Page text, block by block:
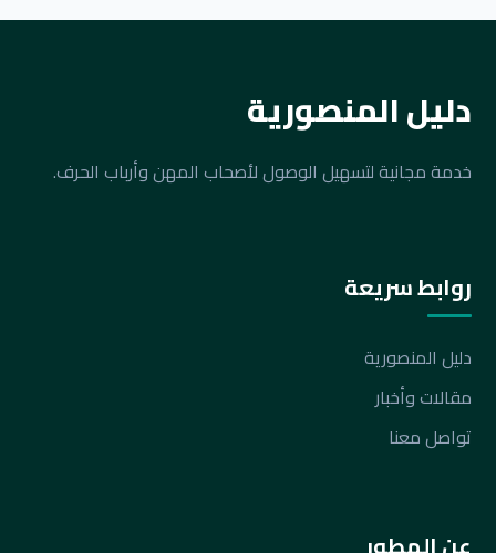
دليل المنصورية
خدمة مجانية لتسهيل الوصول لأصحاب المهن وأرباب الحرف.
روابط سريعة
دليل المنصورية
مقالات وأخبار
تواصل معنا